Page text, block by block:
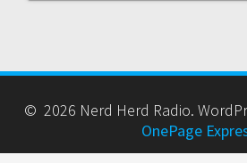
© 2026 Nerd Herd Radio.
OnePage